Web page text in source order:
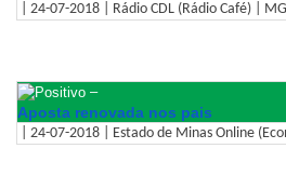
| 24-07-2018 | Rádio CDL (Rádio Café) |
–
Aposta renovada nos pais
| 24-07-2018 | Estado de Minas Online